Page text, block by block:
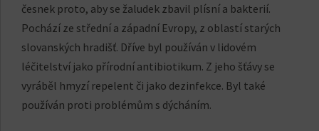
česnek proto, aby se žaludek zbavil plísní a bakterií.
Pochází ze střední a západní Evropy, z oblastí starých
slovanských hradišť. Dříve byl používán v lidovém
léčitelství jako přírodní antibiotikum. Z jeho šťávy se
vyráběl hmyzí repelent či jako dezinfekce. Byl také
používán proti problémům s dýcháním.